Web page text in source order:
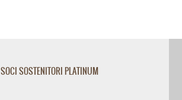
SOCI SOSTENITORI PLATINUM